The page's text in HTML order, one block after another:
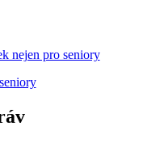
nejen pro seniory